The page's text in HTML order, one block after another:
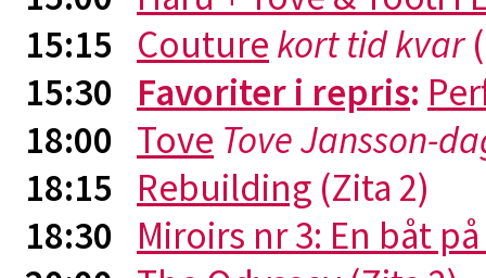
15:15 Couture kort tid kvar
15:30 Favoriter i repris:
18:00 Tove Tove Jansson-
18:15 Rebuilding (Zita 2)
18:30 Miroirs nr 3: En båt